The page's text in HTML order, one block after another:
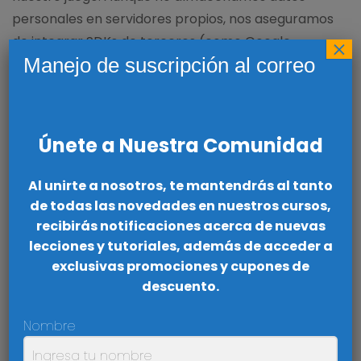
personales en servidores propios, nos aseguramos
de integrar SDKs de terceros (como Google
AdMob) que cumplen con los más altos
5. Cambios en esta Política de PrivacidadEs
Privacidad de vez en cuando. Por lo tanto, te
recomendamos que revises esta página
periódicamente para ver si hay cambios. Te
notificaremos cualquier cambio publicando la
nueva Política de Privacidad en esta página. Estos
de su publicación.
Manejo de suscripción al correo
Únete a Nuestra Comunidad
Al unirte a nosotros, te mantendrás al tanto
de todas las novedades en nuestros cursos,
recibirás notificaciones acerca de nuevas
lecciones y tutoriales, además de acceder a
exclusivas promociones y cupones de
descuento.
Nombre
×